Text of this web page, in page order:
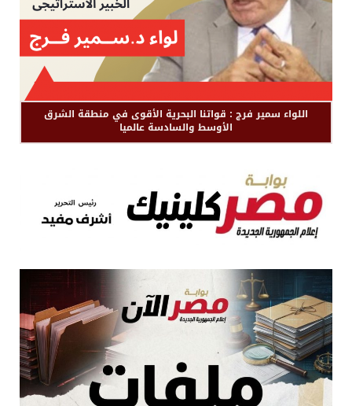
اللواء سمير فرج : قواتنا البحرية الأقوى في منطقة الشرق
الأوسط والسادسة عالميا